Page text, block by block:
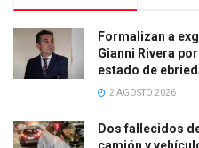
Formalizan a
Gianni Rivera
estado de
2 AGOSTO 2026
Dos fallecidos
camión y